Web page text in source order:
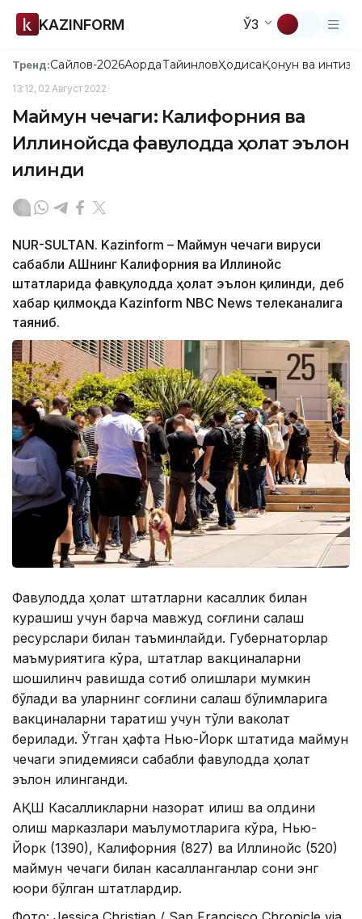
KAZINFORM ЎЗ
Тренд:Сайлов-2026АқордаТайинловҲодисаҚонун ва
13:12, 02 Август 2022
Маймун чечаги: Калифорния ва
Иллинойсда фавқулодда ҳолат эълон
қилинди
NUR-SULTAN. Kazinform – Маймун чечаги вируси
сабабли АҚШнинг Калифорния ва Иллинойс
штатларида фавқулодда ҳолат эълон қилинди, деб
хабар қилмоқда Kazinform NBC News телеканалига
таяниб.
Фавқулодда ҳолат штатларни касаллик билан
курашиш учун барча мавжуд соғлиқни сақлаш
ресурслари билан таъминлайди. Губернаторлар
маъмуриятига кўра, штатлар вакциналарни
шошилинч равишда сотиб олишлари мумкин
бўлади ва уларнинг соғлиқни сақлаш бўлимларига
вакциналарни тарқатиш учун тўлиқ ваколат
берилади. Ўтган ҳафта Нью-Йорк штатида маймун
чечаги эпидемияси сабабли фавқулодда ҳолат
эълон қилинганди.
АҚШ Касалликларни назорат қилиш ва олдини
олиш марказлари маълумотларига кўра, Нью-
Йорк (1390), Калифорния (827) ва Иллинойс (520)
маймун чечаги билан касалланганлар сони энг
юқори бўлган штатлардир.